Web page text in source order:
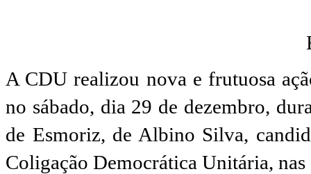
A CDU realizou nova e frutuosa
no sábado, dia 29 de dezembro,
de Esmoriz, de Albino Silva,
Coligação Democrática Unitária,